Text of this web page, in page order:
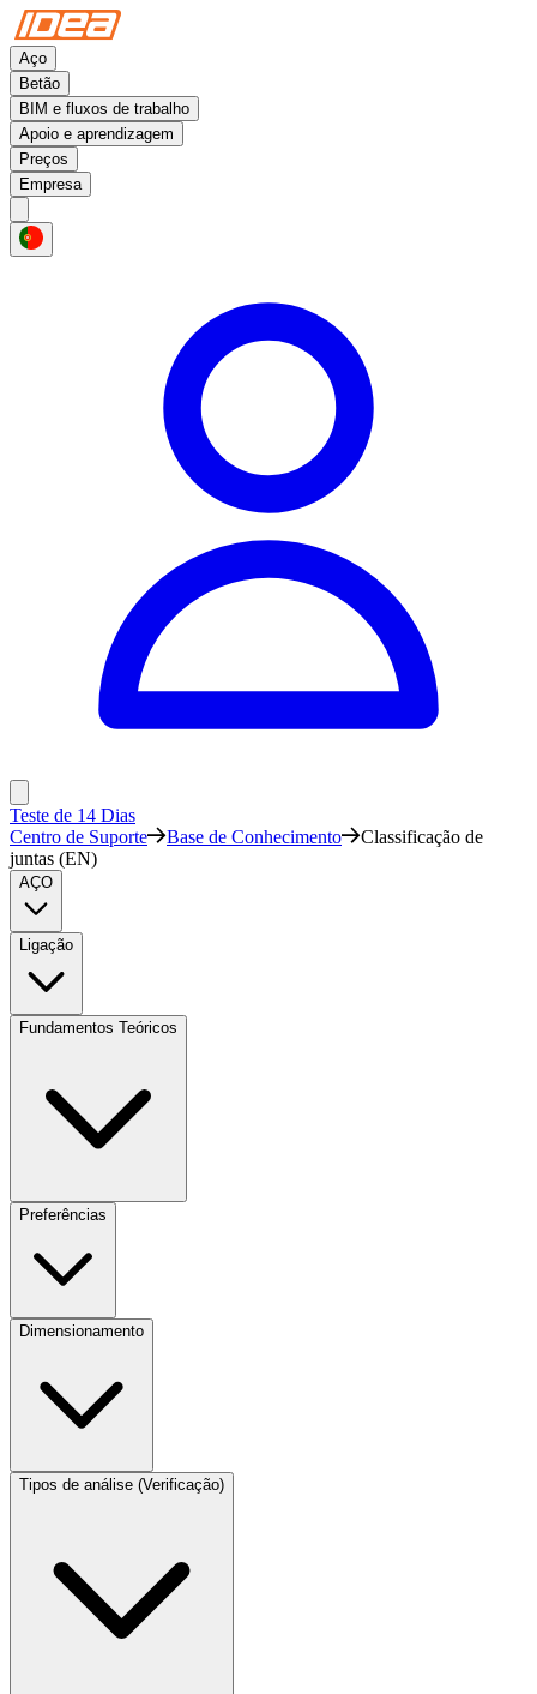
Aço
Betão
BIM e fluxos de trabalho
Apoio e aprendizagem
Preços
Empresa
Teste de 14 Dias
Centro de Suporte
Base de Conhecimento
Classificação de
juntas (EN)
AÇO
Ligação
Fundamentos Teóricos
Preferências
Dimensionamento
Tipos de análise (Verificação)